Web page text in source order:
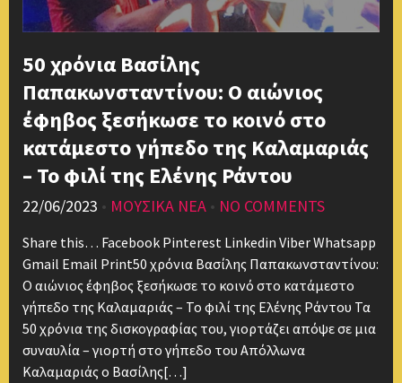
50 χρόνια Βασίλης
Παπακωνσταντίνου: Ο αιώνιος
έφηβος ξεσήκωσε το κοινό στο
κατάμεστο γήπεδο της Καλαμαριάς
– Το φιλί της Ελένης Ράντου
22/06/2023 • ΜΟΥΣΙΚΑ ΝΕΑ • NO COMMENTS
Share this… Facebook Pinterest Linkedin Viber Whatsapp
Gmail Email Print50 χρόνια Βασίλης Παπακωνσταντίνου:
Ο αιώνιος έφηβος ξεσήκωσε το κοινό στο κατάμεστο
γήπεδο της Καλαμαριάς – Το φιλί της Ελένης Ράντου Τα
50 χρόνια της δισκογραφίας του, γιορτάζει απόψε σε μια
συναυλία – γιορτή στο γήπεδο του Απόλλωνα
Καλαμαριάς ο Βασίλης[…]